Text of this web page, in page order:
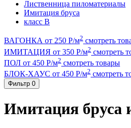
Лиственница пиломатериалы
Имитация бруса
класс B
ВАГОНКА от 250 Р/м2 смотреть
ИМИТАЦИЯ от 350 Р/м2 смотреть
ПОЛ от 450 Р/м2 смотреть товары
БЛОК-ХАУС от 450 Р/м2 смотреть
Фильтр 0
Имитация бруса